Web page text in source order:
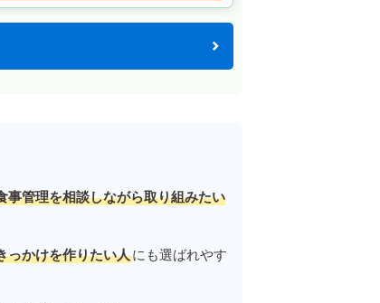
事管理を相談しながら取り組みたい
っかけを作りたい人にも選ばれやす